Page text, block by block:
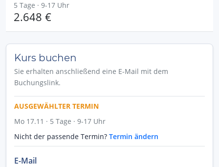
5 Tage · 9-17 Uhr
2.648 €
Kurs buchen
Sie erhalten anschließend eine E-Mail mit dem
Buchungslink.
AUSGEWÄHLTER TERMIN
Mo 17.11 · 5 Tage · 9-17 Uhr
Nicht der passende Termin? Termin ändern
E-Mail